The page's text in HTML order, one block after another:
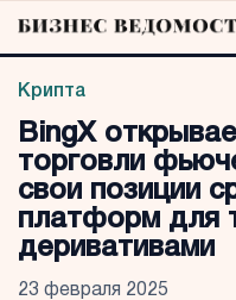
Крипта
BingX
торговли
свои позиции
платформ для
деривативами
23 февраля 2025